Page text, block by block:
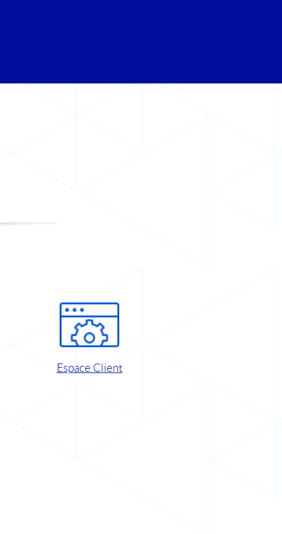
Espace Client